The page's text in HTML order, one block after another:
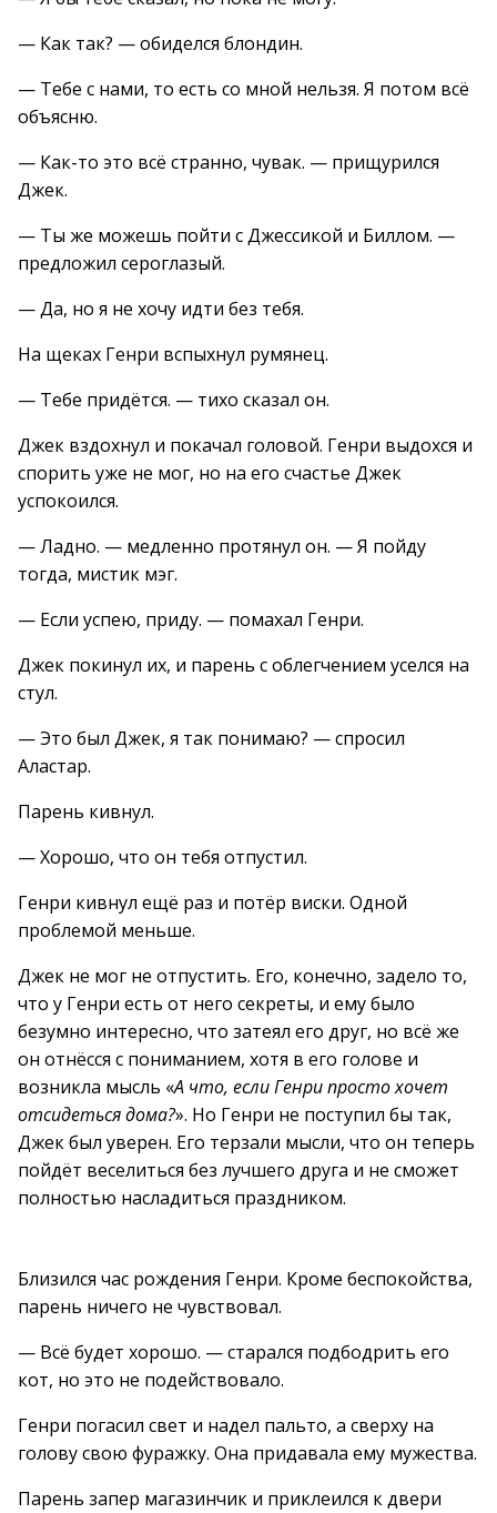
— Как так? — обиделся блондин.
— Тебе с нами, то есть со мной нельзя. Я потом всё
объясню.
— Как-то это всё странно, чувак. — прищурился
Джек.
— Ты же можешь пойти с Джессикой и Биллом. —
предложил сероглазый.
— Да, но я не хочу идти без тебя.
На щеках Генри вспыхнул румянец.
— Тебе придётся. — тихо сказал он.
Джек вздохнул и покачал головой. Генри выдохся и
спорить уже не мог, но на его счастье Джек
успокоился.
— Ладно. — медленно протянул он. — Я пойду
тогда, мистик мэг.
— Если успею, приду. — помахал Генри.
Джек покинул их, и парень с облегчением уселся на
стул.
— Это был Джек, я так понимаю? — спросил
Аластар.
Парень кивнул.
— Хорошо, что он тебя отпустил.
Генри кивнул ещё раз и потёр виски. Одной
проблемой меньше.
Джек не мог не отпустить. Его, конечно, задело то,
что у Генри есть от него секреты, и ему было
безумно интересно, что затеял его друг, но всё же
он отнёсся с пониманием, хотя в его голове и
возникла мысль «А что, если Генри просто хочет
отсидеться дома?». Но Генри не поступил бы так,
Джек был уверен. Его терзали мысли, что он теперь
пойдёт веселиться без лучшего друга и не сможет
полностью насладиться праздником.
Близился час рождения Генри. Кроме беспокойства,
парень ничего не чувствовал.
— Всё будет хорошо. — старался подбодрить его
кот, но это не подействовало.
Генри погасил свет и надел пальто, а сверху на
голову свою фуражку. Она придавала ему мужества.
Парень запер магазинчик и приклеился к двери